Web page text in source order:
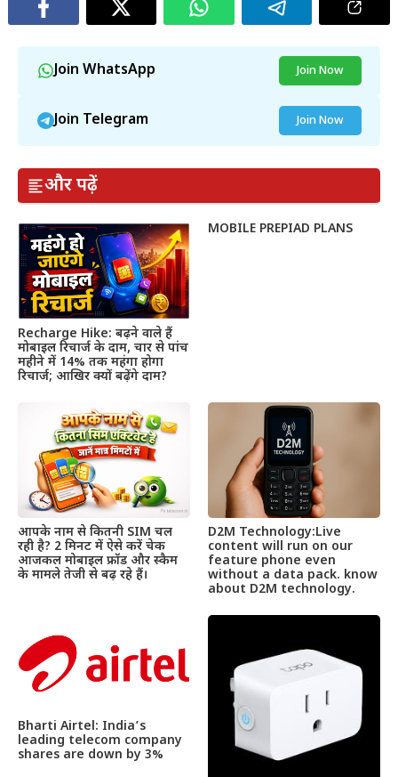
Join WhatsApp Join Now
Join Telegram Join Now
और पढ़ें
Recharge Hike: बढ़ने वाले हैं
मोबाइल रिचार्ज के दाम, चार से पांच
महीने में 14% तक महंगा होगा
रिचार्ज; आखिर क्यों बढ़ेंगे दाम?
MOBILE PREPIAD PLANS
आपके नाम से कितनी SIM चल
रही है? 2 मिनट में ऐसे करें चेक
आजकल मोबाइल फ्रॉड और स्कैम
के मामले तेजी से बढ़ रहे हैं।
D2M Technology:Live
content will run on our
feature phone even
without a data pack. know
about D2M technology.
Bharti Airtel: India’s
leading telecom company
shares are down by 3%